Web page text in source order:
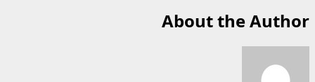
About the Author